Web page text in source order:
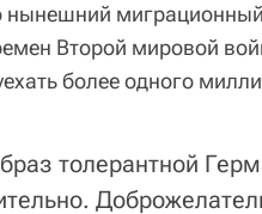
нынешний
Второй мировой
более одного
толерантной